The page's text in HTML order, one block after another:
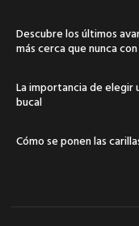
Descubre los últimos
más cerca que nunca
La importancia de elegir
bucal
Cómo se ponen las